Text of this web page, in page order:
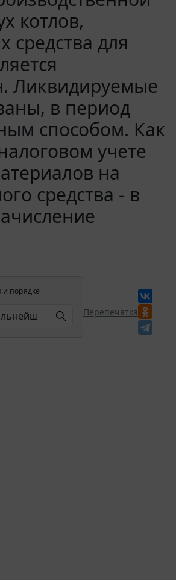
котлов,
для
Ликвидируемые
в период
способом. Как
учете
на
средства - в
и порядке
Перепечатка